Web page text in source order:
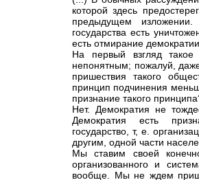
которой здесь
предыдущем
государства есть
есть отмирание демократии.
На первый взгляд такое
непонятным; пожалуй,
пришествия такого
принцип подчинения
признание такого
Нет. Демократия не
Демократия есть
государство, т, е.
другим, одной части
Мы ставим своей
организованного и
вообще. Мы не ждем